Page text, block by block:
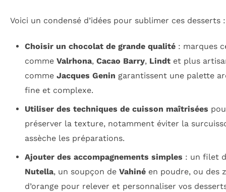
Voici un condensé d’idées pour sublimer ces desserts :
Choisir un chocolat de grande qualité: marques
comme Valrhona, Cacao Barry, Lindtet plus
comme Jacques Genin garantissent une palette
fine et complexe.
Utiliser des techniques de cuisson maîtrisées
préserver la texture, notamment éviter la
assèche les préparations.
Ajouter des accompagnements simples : un filet
Nutella, un soupçon de Vahinéen poudre, ou des
d’orange pour relever et personnaliser vos